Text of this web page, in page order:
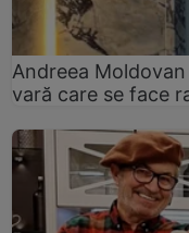
Andreea
vară care se face